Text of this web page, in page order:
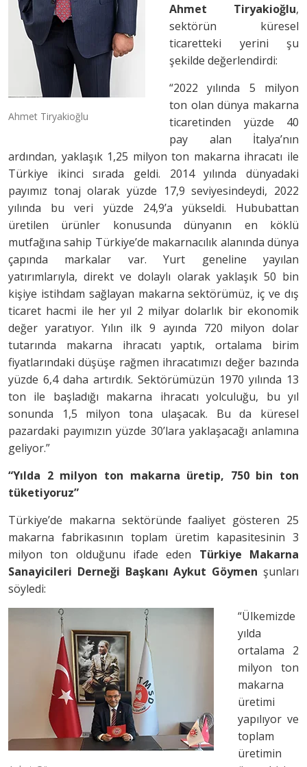
Ahmet Tiryakioğlu
Ahmet Tiryakioğlu,
sektörün küresel
ticaretteki yerini şu
şekilde değerlendirdi:
“2022 yılında 5 milyon
ton olan dünya makarna
ticaretinden yüzde 40
pay alan İtalya’nın
ardından, yaklaşık 1,25 milyon ton makarna ihracatı ile
Türkiye ikinci sırada geldi. 2014 yılında dünyadaki
payımız tonaj olarak yüzde 17,9 seviyesindeydi, 2022
yılında bu veri yüzde 24,9’a yükseldi. Hububattan
üretilen ürünler konusunda dünyanın en köklü
mutfağına sahip Türkiye’de makarnacılık alanında dünya
çapında markalar var. Yurt geneline yayılan
yatırımlarıyla, direkt ve dolaylı olarak yaklaşık 50 bin
kişiye istihdam sağlayan makarna sektörümüz, iç ve dış
ticaret hacmi ile her yıl 2 milyar dolarlık bir ekonomik
değer yaratıyor. Yılın ilk 9 ayında 720 milyon dolar
tutarında makarna ihracatı yaptık, ortalama birim
fiyatlarındaki düşüşe rağmen ihracatımızı değer bazında
yüzde 6,4 daha artırdık. Sektörümüzün 1970 yılında 13
ton ile başladığı makarna ihracatı yolculuğu, bu yıl
sonunda 1,5 milyon tona ulaşacak. Bu da küresel
pazardaki payımızın yüzde 30’lara yaklaşacağı anlamına
geliyor.”
“Yılda 2 milyon ton makarna üretip, 750 bin ton
tüketiyoruz”
Türkiye’de makarna sektöründe faaliyet gösteren 25
makarna fabrikasının toplam üretim kapasitesinin 3
milyon ton olduğunu ifade eden Türkiye Makarna
Sanayicileri Derneği Başkanı Aykut Göymen şunları
söyledi:
“Ülkemizde
yılda
ortalama 2
milyon ton
makarna
üretimi
yapılıyor ve
toplam
üretimin